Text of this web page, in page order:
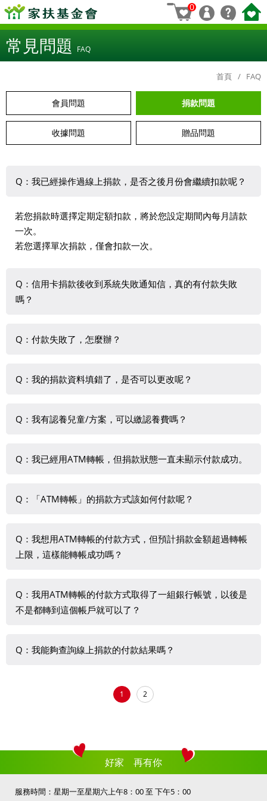
0
常見問題 FAQ
首頁 FAQ
會員問題 捐款問題
收據問題 贈品問題
Q：我已經操作過線上捐款，是否之後月份會繼續扣款呢？
若您捐款時選擇定期定額扣款，將於您設定期間內每月請款
一次。
若您選擇單次捐款，僅會扣款一次。
Q：信用卡捐款後收到系統失敗通知信，真的有付款失敗
嗎？
若您採信用卡線上付款，為維護捐款人持卡安全，付款皆於
箱。較常見的失敗原因為銀行發送的驗證碼填寫錯誤。請重
Q：付款失敗了，怎麼辦？
請重新操作一次捐款流程即可。
Q：我的捐款資料填錯了，是否可以更改呢？
若您是會員，可直接在會員基本資料維護中修改。若您非會
Q：我有認養兒童/方案，可以繳認養費嗎？
線上捐款僅針對一般捐款用途，若您要繳交認養費等，請以
Q：我已經用ATM轉帳，但捐款狀態一直未顯示付款成功。
若您採ATM轉帳付款方式，當您轉帳後，系統會自行比對是
新捐款狀態並寄發通知信件至您所留的email信箱。
Q：「ATM轉帳」的捐款方式該如何付款呢？
當選擇ATM轉帳時，需透過E-mail或手機完成認證才能取得
虛擬帳號，完成認證後，您可以得到一組14碼的虛擬帳號，
路/行動銀行的方式轉入捐款金額。
此虛擬帳號於七天內有效，請於期限前將原先設定的捐款金
Q：我想用ATM轉帳的付款方式，但預計捐款金額超過轉帳
上限，這樣能轉帳成功嗎？
為防止詐騙，國內法規設有非約定帳戶單筆轉帳上限與每日
轉帳上限的規定。若預計轉帳金額超過帳戶限額，將無法順
Q：我用ATM轉帳的付款方式取得了一組銀行帳號，以後是
不是都轉到這個帳戶就可以了？
您完成捐款資料填寫後取得的銀行帳戶為虛擬帳號，僅能使
Q：我能夠查詢線上捐款的付款結果嗎？
請先登入會員後再操作線上捐款流程，即可至會員專區中查
1 2
好家 再有你
服務時間：星期一至星期六上午8：00 至 下午5：00